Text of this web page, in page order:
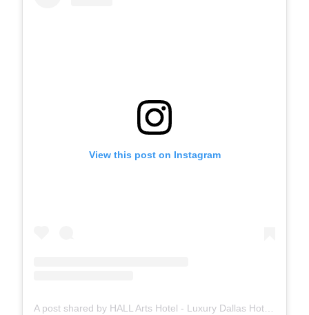
View this post on Instagram